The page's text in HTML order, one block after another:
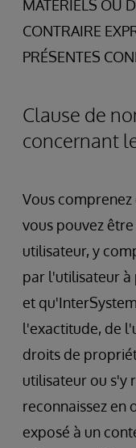
MATÉRIELS OU
CONTRAIRE
PRÉSENTES
Clause de
concernant
Vous comprenez
vous pouvez
utilisateur, y
par l'utilisateur à
et
l'exactitude, de
droits de
utilisateur ou s'y
reconnaissez en
exposé à un